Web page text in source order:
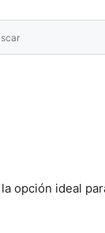
opción ideal